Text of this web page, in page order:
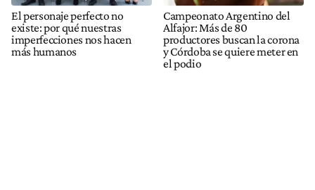
El personaje perfecto no
existe: por qué nuestras
imperfecciones nos hacen
más humanos
Campeonato Argentino del
Alfajor: Más de 80
productores buscan la corona
y Córdoba se quiere meter en
el podio